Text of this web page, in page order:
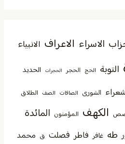
الاسراء الاعراف الانبياء
التوبة الحج الحجر الحجرات الحديد
الشورى الصافات الصف الطلاق
الكهف المؤمنون المائدة
طه غافر فاطر فصلت ق محمد